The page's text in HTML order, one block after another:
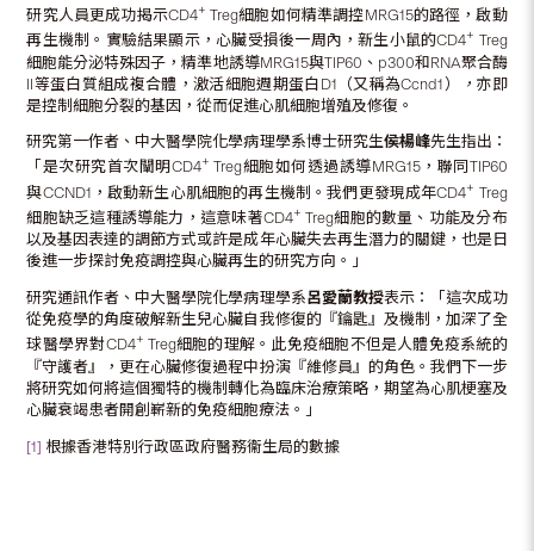
研究人員更成功揭示CD4+ Treg細胞如何精準調控MRG15的路徑，啟動
再生機制。實驗結果顯示，心臟受損後一周內，新生小鼠的CD4+ Treg
細胞能分泌特殊因子，精準地誘導MRG15與TIP60、p300和RNA聚合酶
II等蛋白質組成複合體，激活細胞週期蛋白D1（又稱為Ccnd1）
， 亦即
是控制細胞分裂的基因，從而促進心肌細胞增殖及修復。
研究第一作者、中大醫學院化學病理學系博士研究生侯楊峰先生指出：
「是次研究首次闡明CD4+ Treg細胞如何透過誘導MRG15，聯同TIP60
與CCND1，啟動新生心肌細胞的再生機制。我們更發現成年CD4+ Treg
細胞缺乏這種誘導能力，這意味著CD4+ Treg細胞的數量、功能及分布
以及基因表達的調節方式或許是成年心臟失去再生潛力的關鍵，也是日
後進一步探討免疫調控與心臟再生的研究方向。」
研究通訊作者、中大醫學院化學病理學系呂愛蘭教授表示：「這次成功
從免疫學的角度破解新生兒心臟自我修復的『鑰匙』及機制，加深了全
球醫學界對CD4+ Treg細胞的理解。此免疫細胞不但是人體免疫系統的
『守護者』，更在心臟修復過程中扮演『維修員』的角色。我們下一步
將研究如何將這個獨特的機制轉化為臨床治療策略，期望為心肌梗塞及
心臟衰竭患者開創嶄新的免疫細胞療法。」
[1] 根據香港特別行政區政府醫務衞生局的數據